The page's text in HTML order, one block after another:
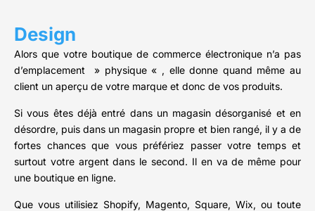
Design
Alors que votre boutique de commerce électronique n’a pas
d’emplacement » physique « , elle donne quand même au
client un aperçu de votre marque et donc de vos produits.
Si vous êtes déjà entré dans un magasin désorganisé et en
désordre, puis dans un magasin propre et bien rangé, il y a de
fortes chances que vous préfériez passer votre temps et
surtout votre argent dans le second. Il en va de même pour
une boutique en ligne.
Que vous utilisiez Shopify, Magento, Square, Wix, ou toute